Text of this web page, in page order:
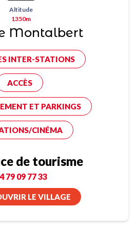
Altitude
1350m
Montalbert
INTER-STATIONS
ACCÈS
ET PARKINGS
CINÉMA
de tourisme
79 09 77 33
LE VILLAGE